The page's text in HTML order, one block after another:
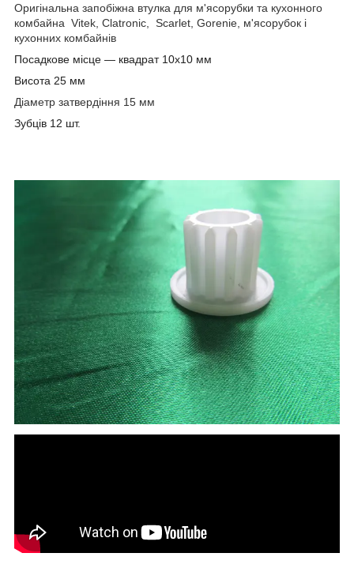
Оригінальна запобіжна втулка для м'ясорубки та кухонного
комбайна Vitek, Clatronic, Scarlet, Gorenie, м'ясорубок і
кухонних комбайнів
Посадкове місце — квадрат 10х10 мм
Висота 25 мм
Діаметр затвердіння 15 мм
Зубців 12 шт.